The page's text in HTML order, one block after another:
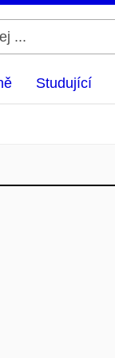
Studující